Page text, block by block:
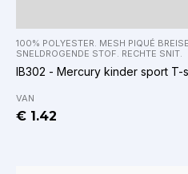
100% POLYESTER. MESH PIQUÉ
SNELDROGENDE STOF. RECHTE SNIT.
IB302 - Mercury kinder sport T-
VAN
€ 1.42